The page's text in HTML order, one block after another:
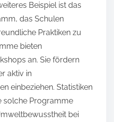
Beispiel ist das
das Schulen
Praktiken zu
bieten
an. Sie fördern
aktiv in
einbeziehen. Statistiken
solche Programme
bei